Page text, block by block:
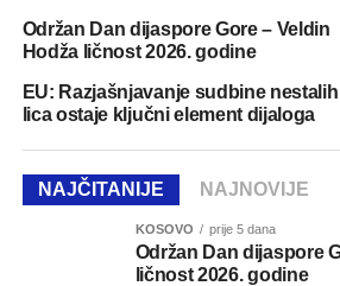
Održan Dan dijaspore Gore – Veldin
Hodža ličnost 2026. godine
EU: Razjašnjavanje sudbine nestalih
lica ostaje ključni element dijaloga
NAJČITANIJE NAJNOVIJE
KOSOVO prije 5 dana
Održan Dan dijaspore
ličnost 2026. godine